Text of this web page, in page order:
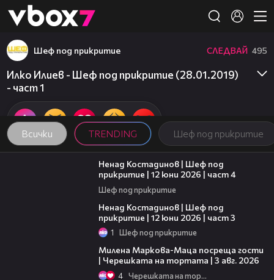
👾
Всички TRENDING Шеф под прикритие
Шеф под прикритие СЛЕДВАЙ 495
Илко Илиев - Шеф под прикритие (28.01.2019)
- част 1
16:45
Ненад Костадинов | Шеф под
прикритие | 12 юни 2026 | част 4
Шеф под прикритие
Ненад Костадинов | Шеф под
прикритие | 12 юни 2026 | част 3
1 Шеф под прикритие
Милена Маркова-Маца посреща гости
| Черешката на тортата | 3 авг. 2026
4 Черешката на тортата